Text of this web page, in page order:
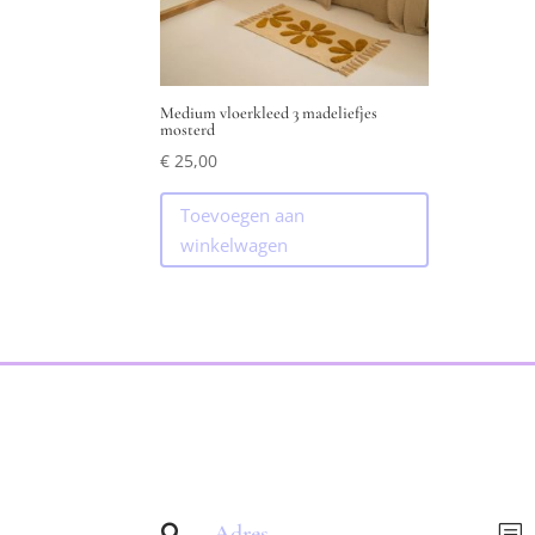
Medium vloerkleed 3 madeliefjes
mosterd
€ 25,00
Toevoegen aan
winkelwagen